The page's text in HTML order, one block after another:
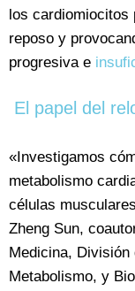
los cardiomiocitos
reposo y
progresiva e
El papel del
«Investigamos
metabolismo
células
Zheng Sun,
Medicina,
Metabolismo, y